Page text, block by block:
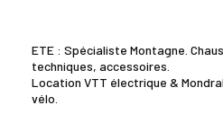
ETE : Spécialiste Montagne.
techniques, accessoires.
Location VTT électrique &
vélo.